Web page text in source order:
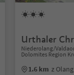
Urthaler
Niederolang/
Dolomites Region
1.6 km z